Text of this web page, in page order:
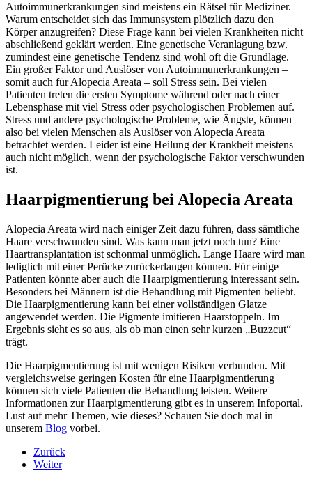
Autoimmunerkrankungen sind meistens ein Rätsel für Mediziner.
Warum entscheidet sich das Immunsystem plötzlich dazu den
Körper anzugreifen? Diese Frage kann bei vielen Krankheiten nicht
abschließend geklärt werden. Eine genetische Veranlagung bzw.
zumindest eine genetische Tendenz sind wohl oft die Grundlage.
Ein großer Faktor und Auslöser von Autoimmunerkrankungen –
somit auch für Alopecia Areata – soll Stress sein. Bei vielen
Patienten treten die ersten Symptome während oder nach einer
Lebensphase mit viel Stress oder psychologischen Problemen auf.
Stress und andere psychologische Probleme, wie Ängste, können
also bei vielen Menschen als Auslöser von Alopecia Areata
betrachtet werden. Leider ist eine Heilung der Krankheit meistens
auch nicht möglich, wenn der psychologische Faktor verschwunden
ist.
Haarpigmentierung bei Alopecia Areata
Alopecia Areata wird nach einiger Zeit dazu führen, dass sämtliche
Haare verschwunden sind. Was kann man jetzt noch tun? Eine
Haartransplantation ist schonmal unmöglich. Lange Haare wird man
lediglich mit einer Perücke zurückerlangen können. Für einige
Patienten könnte aber auch die Haarpigmentierung interessant sein.
Besonders bei Männern ist die Behandlung mit Pigmenten beliebt.
Die Haarpigmentierung kann bei einer vollständigen Glatze
angewendet werden. Die Pigmente imitieren Haarstoppeln. Im
Ergebnis sieht es so aus, als ob man einen sehr kurzen „Buzzcut“
trägt.
Die Haarpigmentierung ist mit wenigen Risiken verbunden. Mit
vergleichsweise geringen Kosten für eine Haarpigmentierung
können sich viele Patienten die Behandlung leisten. Weitere
Informationen zur Haarpigmentierung gibt es in unserem Infoportal.
Lust auf mehr Themen, wie dieses? Schauen Sie doch mal in
unserem Blog vorbei.
Zurück
Weiter